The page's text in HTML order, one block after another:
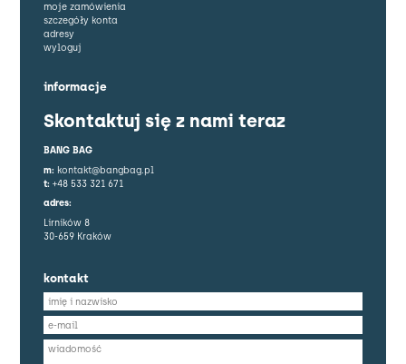
moje zamówienia
szczegóły konta
adresy
wyloguj
informacje
Skontaktuj się z nami teraz
BANG BAG
m: kontakt@bangbag.pl
t: +48 533 321 671
adres:
Lirników 8
30-659 Kraków
kontakt